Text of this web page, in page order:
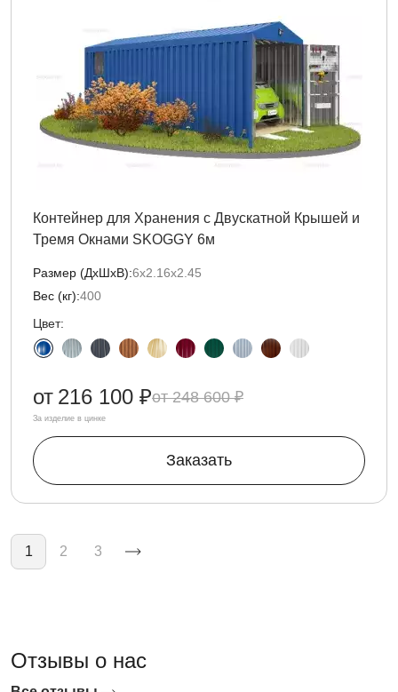
Контейнер для Хранения с Двускатной Крышей и
Тремя Окнами SKOGGY 6м
Размер (ДxШxВ):6х2.16х2.45
Вес (кг):400
Цвет:
248 600 ₽
от 216 100 ₽
За изделие в цинке
Заказать
Нумерация страниц
1 2 3
Отзывы о нас